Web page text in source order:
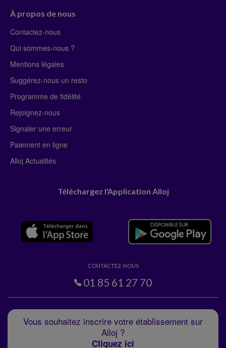
À propos de nous
Contactez-nous
Qui sommes-nous ?
Mentions légales
Suggérez-nous un resto
Programme de fidélité
Rejoignez-nous
Signaler une erreur
Paiement en ligne
Alloj Actualités
Téléchargez l'Application Alloj
CONTACTEZ-NOUS
01 85 61 27 70
Vous souhaitez inscrire votre établissement sur
Alloj ?
Cliquez ici